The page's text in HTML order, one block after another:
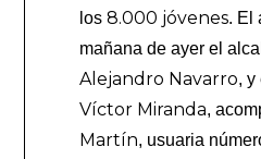
los 8.000 jóvenes. El
mañana de ayer el
Alejandro Navarro, y
Víctor Miranda,
Martín, usuaria